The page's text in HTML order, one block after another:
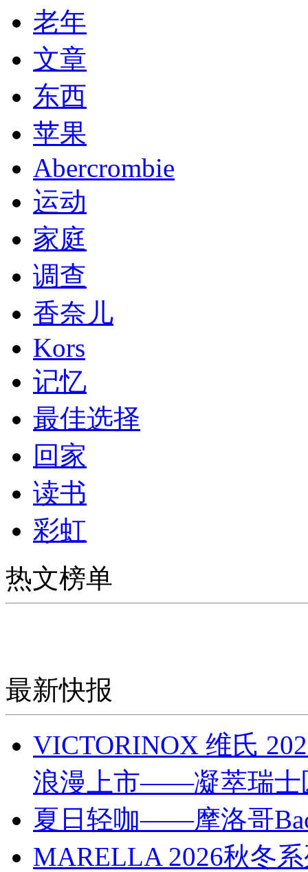
老年
文章
东西
苹果
Abercrombie
运动
家庭
调查
香奈儿
Kors
记忆
最佳选择
回家
读书
彩虹
热文榜单
最新快报
VICTORINOX 维氏
浪漫上市——凝萃瑞士
夏日轻咖——摩洛哥
MARELLA 2026秋冬